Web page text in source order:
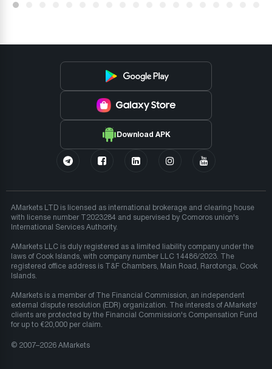
Download APK
AMarkets LTD is licensed as international brokerage and clearing house
with license number T2023284 and supervised by Comoros union's
International Services Authority.
AMarkets LLC is duly registered as a limited liability company under the
laws of Cook Islands, with company number LLC 14486/2023. The
registered office address is T&F Chambers, Main Road, Rarotonga, Cook
Islands.
AMarkets is a member of The Financial Commission, an independent
external dispute resolution (EDR) organization. The interests of AMarkets'
clients are protected by the Financial Commission's Compensation Fund
for up to €20,000 per claim.
© 2007–2026 AMarkets